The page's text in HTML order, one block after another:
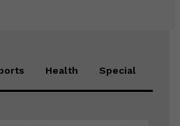
Health Special